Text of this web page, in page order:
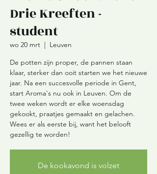
Drie Kreeften -
student
wo 20 mrt
  |
Leuven
De potten zijn proper, de pannen staan
klaar, sterker dan ooit starten we het nieuwe
jaar. Na een succesvolle periode in Gent,
start Aroma's nu ook in Leuven. Om de
twee weken wordt er elke woensdag
gekookt, praatjes gemaakt en gelachen.
Wees er als eerste bij, want het belooft
De kookavond is volzet